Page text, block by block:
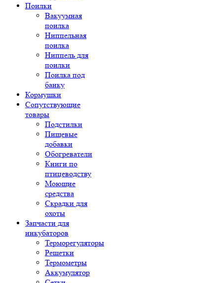
Поилки
Вакуумная
поилка
Ниппельная
поилка
Ниппель для
поилки
Поилка под
банку
Кормушки
Сопутствующие
товары
Подстилки
Пищевые
добавки
Обогреватели
Книги по
птицеводству
Моющие
средства
Скрадки для
охоты
Запчасти для
инкубаторов
Терморегуляторы
Решетки
Термометры
Аккумулятор